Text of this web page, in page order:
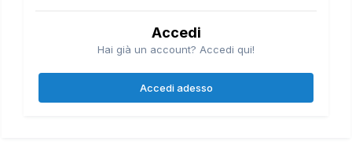
Accedi
Hai già un account? Accedi qui!
Accedi adesso